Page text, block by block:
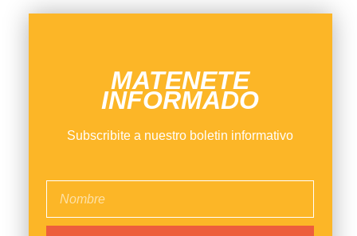
MATENETE
INFORMADO
Subscribite a nuestro boletin informativo